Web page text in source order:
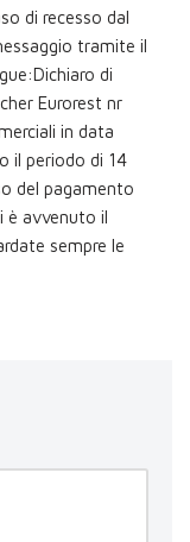
di recesso dal
tramite il
di
Eurorest nr
in data
di 14
del pagamento
è avvenuto il
sempre le